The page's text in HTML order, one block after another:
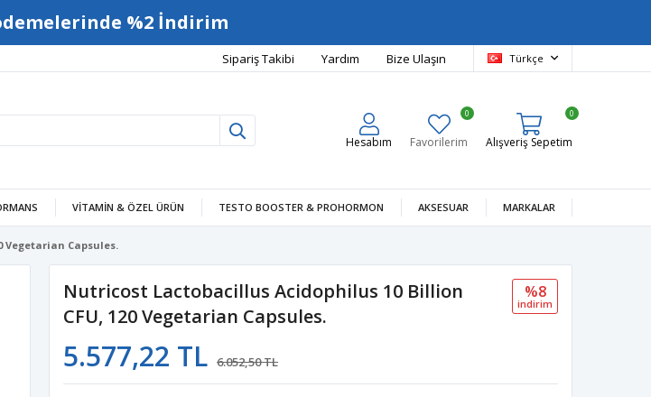
%2 İndirim
Sipariş Takibi Yardım Bize Ulaşın Türkçe
Hesabım Favorilerim
0
Alışveriş Sepetim
0
VITAMIN & ÖZEL ÜRÜN TESTO BOOSTER & PROHORMON AKSESUAR MARKALAR
Vegetarian Capsules.
Nutricost Lactobacillus Acidophilus 10 Billion
CFU, 120 Vegetarian Capsules.
5.577,22 TL 6.052,50 TL
%8
i̇ndi̇ri̇m